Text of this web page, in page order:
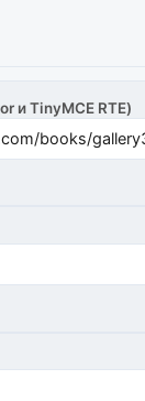
и TinyMCE RTE)
books/